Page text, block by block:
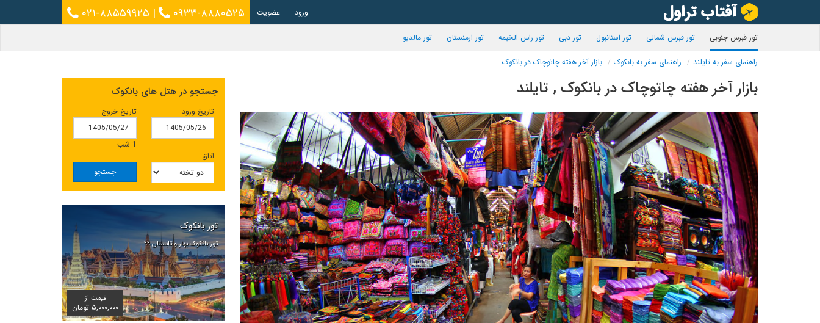
۰۲۱-۸۸۵۵۹۹۲۵ | ۰۹۳۳-۸۸۸۰۵۲۵ ورود عضویت
تور قبرس جنوبی تور قبرس شمالی تور استانبول تور دبی تور راس الخیمه تور ارمنستان تور مالدیو
راهنمای سفر به تایلند راهنمای سفر به بانکوک بازار آخر هفته چاتوچاک در بانکوک
بازار آخر هفته چاتوچاک در بانکوک , تایلند جستجو در هتل های بانکوک
تاریخ ورود تاریخ خروج
1 شب
اتاق
جستجو
تور بانکوک
تور بانکوک بهار و تابستان ۹۹
قیمت از
۵,۰۰۰,۰۰۰ تومان